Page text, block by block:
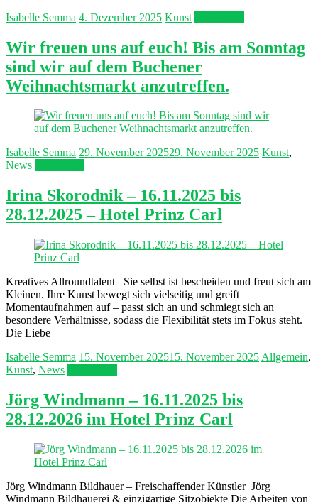
Isabelle Semma 4. Dezember 2025 Kunst
Wir freuen uns auf euch! Bis am Sonntag
sind wir auf dem Buchener
Weihnachtsmarkt anzutreffen.
Isabelle Semma 29. November 202529. November 2025 Kunst,
News
Irina Skorodnik – 16.11.2025 bis
28.12.2025 – Hotel Prinz Carl
Kreatives Allroundtalent Sie selbst ist bescheiden und freut sich am
Kleinen. Ihre Kunst bewegt sich vielseitig und greift
Momentaufnahmen auf – passt sich an und schmiegt sich an
besondere Verhältnisse, sodass die Flexibilität stets im Fokus steht.
Die Liebe
Isabelle Semma 15. November 202515. November 2025 Allgemein,
Kunst, News
Jörg Windmann – 16.11.2025 bis
28.12.2026 im Hotel Prinz Carl
Jörg Windmann Bildhauer – Freischaffender Künstler Jörg
Windmann Bildhauerei & einzigartige Sitzobjekte Die Arbeiten von